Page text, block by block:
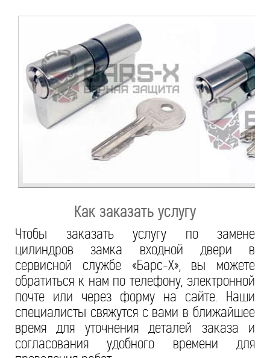
Как заказать услугу
Чтобы заказать услугу по замене
цилиндров замка входной двери в
сервисной службе «Барс-Х», вы можете
обратиться к нам по телефону, электронной
почте или через форму на сайте. Наши
специалисты свяжутся с вами в ближайшее
время для уточнения деталей заказа и
согласования удобного времени для